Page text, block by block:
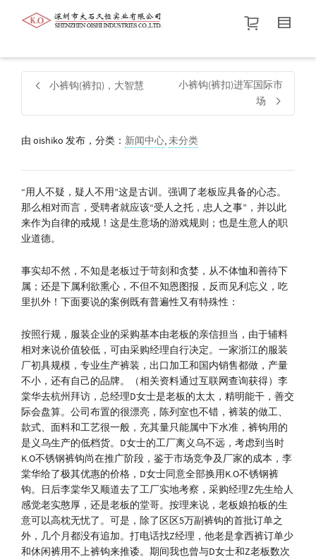
帮我查找新的衬衫尺码
价格介于
默认品牌.
小裤钩(裤扣)，大智慧
小裤钩(裤扣)进军国际市
场
由 oishiko 发布，分类： 新闻中心,未分类
“用人不疑，疑人不用”这是古训。强调了老板应具备的心态。
那么相对而言，受聘者就应该“受人之托，忠人之事”，并以此
来作为自律的戒规！这是生意场的游戏规则；也是生意人的职
业道德。
事实却不然，不知是老板过于苛刻和贪婪，从不体恤和善待下
属；还是下属利欲熏心，不但不知恩图报，反而见利忘义，吃
里扒外！下面要说的案例既有普遍性又有特殊性：
按照行规，服装企业的采购基本由老板的亲信担当，由于辅料
相对来说价值较低，可由采购经理自行决定。一家浙江的服装
厂初具规模，专业生产裤装，出口加工和国内销售都做，产量
不小，还有自己的品牌。（相关资料通过互联网查询获得）李
棠华去杭州拜访，总经理D女士是老板的太太，精明能干，善交
际会盘算。公司布置的很漂亮，陈列室也不错，裤装的做工、
款式、面料和工艺很一般，充其量只能属中下水准，裤钩用的
是义乌生产的低档货。D女士的工厂离义乌不远，考虑到当时
K.O不锈钢裤钩尚在推广阶段，鉴于市场竞争及厂家的成本，李
棠华给了极其优惠的价格，D女士同意全部换用K.O不锈钢裤
钩。日后李棠华又顺道去了工厂实地考察，采购经理Z先生给人
感觉老实憨厚，还是老板的堂哥。按理来说，老板娘拍板的生
意可以高枕无忧了。可是，除了区区5万副裤钩的首批订单之
外，几个月都没有追加。打电话找Z经理，他老是拿西裤订单少
和休闲裤用不上裤钩来推诿。期间我也曾与D女士和Z老板数次